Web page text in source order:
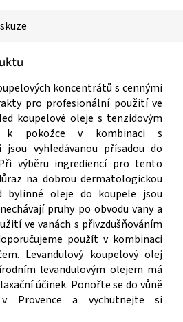
koncentrátů s cennými
pro profesionální použití ve
koupelové oleje s tenzidovým
k pokožce v kombinaci s
vyhledávanou přísadou do
výběru ingrediencí pro tento
na dobrou dermatologickou
bylinné oleje do koupele jsou
pruhy po obvodu vany a
ve vanách s přivzdušňováním
použít v kombinaci
Levandulový koupelový olej
levandulovým olejem má
účinek. Ponořte se do vůně
v Provence a vychutnejte si